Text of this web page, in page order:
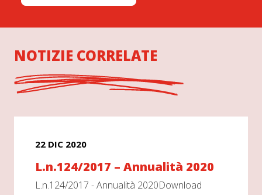
NOTIZIE CORRELATE
22 DIC 2020
L.n.124/2017 – Annualità 2020
L.n.124/2017 - Annualità 2020Download